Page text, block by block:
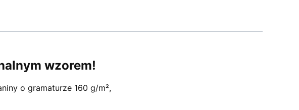
wzorem!
o gramaturze 160 g/m²,